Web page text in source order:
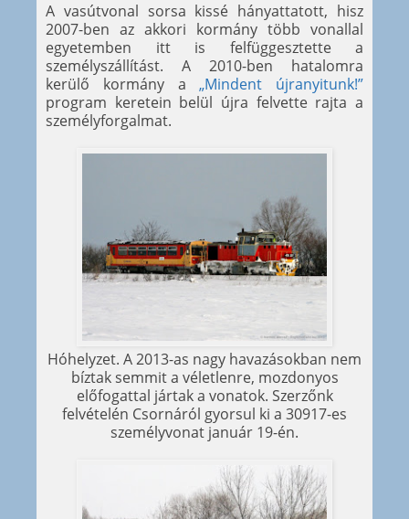
A vasútvonal sorsa kissé hányattatott, hisz
2007-ben az akkori kormány több vonallal
egyetemben itt is felfüggesztette a
személyszállítást. A 2010-ben hatalomra
kerülő kormány a„Mindent újranyitunk!”
program keretein belül újra felvette rajta a
személyforgalmat.
Hóhelyzet. A 2013-as nagy havazásokban nem
bíztak semmit a véletlenre, mozdonyos
előfogattal jártak a vonatok. Szerzőnk
felvételén Csornáról gyorsul ki a 30917-es
személyvonat január 19-én.